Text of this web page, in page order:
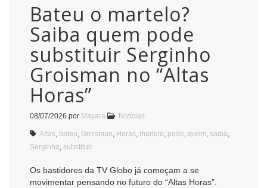
Bateu o martelo?
Saiba quem pode
substituir Serginho
Groisman no “Altas
Horas”
08/07/2026 por Mayara Notícias
Altas bateu Groisman Horas martelo pode quem saiba
Serginho substituir
Os bastidores da TV Globo já começam a se
movimentar pensando no futuro do “Altas Horas”.